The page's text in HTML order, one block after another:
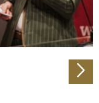
Medien anbieten
zu
zu Ihrer
Partner für
weiter. Unsere
mit